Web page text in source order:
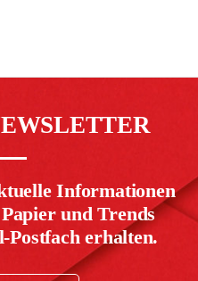
Informationen
und Trends
erhalten.